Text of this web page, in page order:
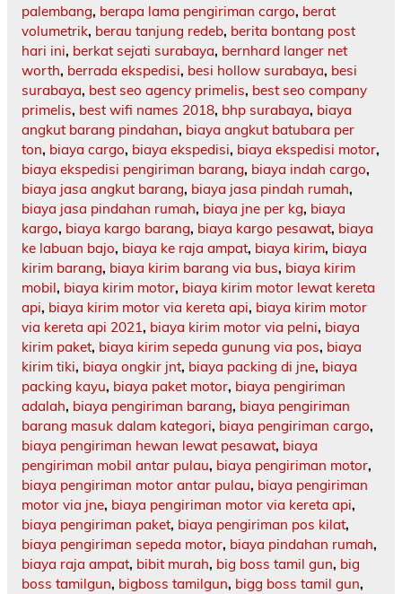
palembang, berapa lama pengiriman cargo, berat
volumetrik, berau tanjung redeb, berita bontang post
hari ini, berkat sejati surabaya, bernhard langer net
worth, berrada ekspedisi, besi hollow surabaya, besi
surabaya, best seo agency primelis, best seo company
primelis, best wifi names 2018, bhp surabaya, biaya
angkut barang pindahan, biaya angkut batubara per
ton, biaya cargo, biaya ekspedisi, biaya ekspedisi motor,
biaya ekspedisi pengiriman barang, biaya indah cargo,
biaya jasa angkut barang, biaya jasa pindah rumah,
biaya jasa pindahan rumah, biaya jne per kg, biaya
kargo, biaya kargo barang, biaya kargo pesawat, biaya
ke labuan bajo, biaya ke raja ampat, biaya kirim, biaya
kirim barang, biaya kirim barang via bus, biaya kirim
mobil, biaya kirim motor, biaya kirim motor lewat kereta
api, biaya kirim motor via kereta api, biaya kirim motor
via kereta api 2021, biaya kirim motor via pelni, biaya
kirim paket, biaya kirim sepeda gunung via pos, biaya
kirim tiki, biaya ongkir jnt, biaya packing di jne, biaya
packing kayu, biaya paket motor, biaya pengiriman
adalah, biaya pengiriman barang, biaya pengiriman
barang masuk dalam kategori, biaya pengiriman cargo,
biaya pengiriman hewan lewat pesawat, biaya
pengiriman mobil antar pulau, biaya pengiriman motor,
biaya pengiriman motor antar pulau, biaya pengiriman
motor via jne, biaya pengiriman motor via kereta api,
biaya pengiriman paket, biaya pengiriman pos kilat,
biaya pengiriman sepeda motor, biaya pindahan rumah,
biaya raja ampat, bibit murah, big boss tamil gun, big
boss tamilgun, bigboss tamilgun, bigg boss tamil gun,